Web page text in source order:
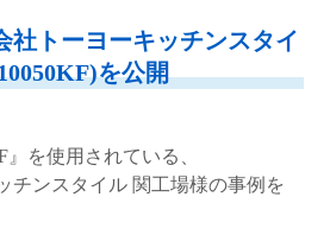
社トーヨーキッチンスタイ
を公開
を使用されている、
チンスタイル 関工場様の事例を